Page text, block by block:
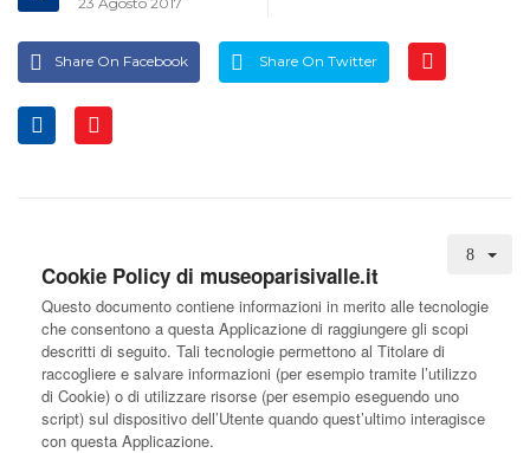
Share On Facebook Share On Twitter
Cookie Policy di museoparisivalle.it
Questo documento contiene informazioni in merito alle tecnologie
che consentono a questa Applicazione di raggiungere gli scopi
descritti di seguito. Tali tecnologie permettono al Titolare di
raccogliere e salvare informazioni (per esempio tramite l’utilizzo
di Cookie) o di utilizzare risorse (per esempio eseguendo uno
script) sul dispositivo dell’Utente quando quest’ultimo interagisce
con questa Applicazione.